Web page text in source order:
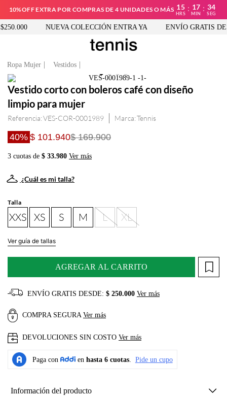
10%OFF EXTRA POR COMPRAS DE 4 UNIDADES O MÁS 15
HRS
: 17
MIN
: 34
SEG
NUEVA COLECCIÓN ENTRA YA ENVÍO GRATIS
Ropa Mujer Vestidos
Vestido corto con boleros café con diseño
limpio para mujer
Referencia:VES-COR-0001989 Tennis
40% $ 101.940$ 169.900
3 cuotas de $ 33.980 Ver más
¿Cuál es mi talla?
Talla
XXS XS S M L XL
Ver guía de tallas
AGREGAR AL CARRITO
ENVÍO GRATIS DESDE: $ 250.000 Ver más
COMPRA SEGURA Ver más
DEVOLUCIONES SIN COSTO Ver más
Información del producto